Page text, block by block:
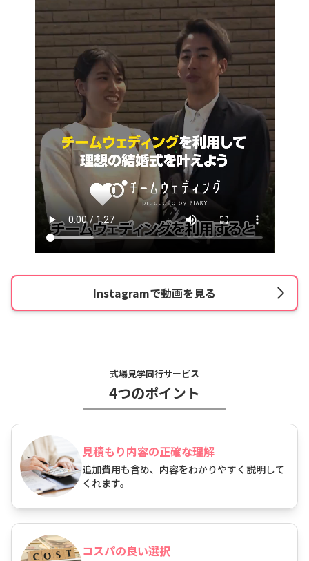
Instagramで動画を見る
式場見学同行サービス
4つのポイント
見積もり内容の正確な理解
追加費用も含め、内容をわかりやすく説明して
くれます。
コスパの良い選択